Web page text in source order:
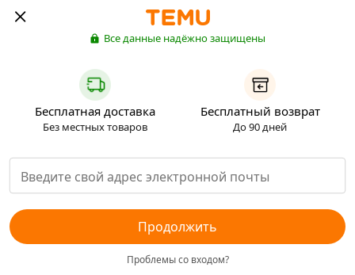
Все данные надёжно защищены
Бесплатная доставка
Без местных товаров
Бесплатный возврат
До 90 дней
Продолжить
Проблемы со входом?